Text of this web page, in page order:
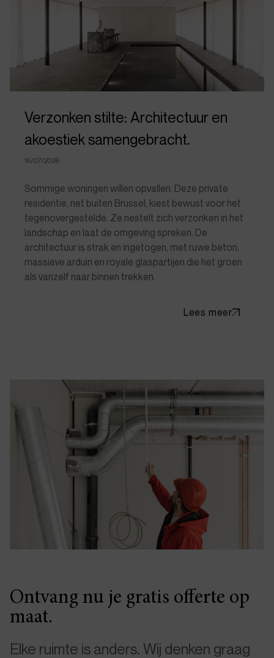
Verzonken stilte: Architectuur en
akoestiek samengebracht.
16/07/2026
Sommige woningen willen opvallen. Deze private
residentie, net buiten Brussel, kiest bewust voor het
tegenovergestelde. Ze nestelt zich verzonken in het
landschap en laat de omgeving spreken. De
architectuur is strak en ingetogen, met ruwe beton,
massieve arduin en royale glaspartijen die het groen
als vanzelf naar binnen trekken.
Lees meer
Ontvang nu je gratis offerte op
maat.
Elke ruimte is anders. Wij denken graag